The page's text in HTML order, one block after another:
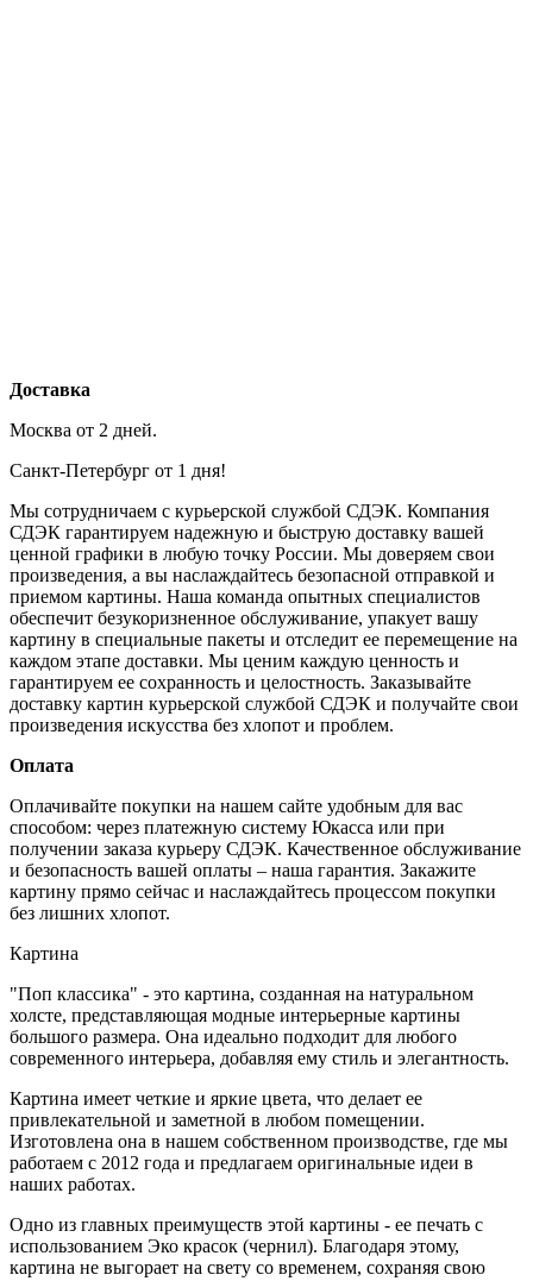
Доставка
Москва от 2 дней.
Санкт-Петербург от 1 дня!
Мы сотрудничаем с курьерской службой СДЭК. Компания
СДЭК гарантируем надежную и быструю доставку вашей
ценной графики в любую точку России. Мы доверяем свои
произведения, а вы наслаждайтесь безопасной отправкой и
приемом картины. Наша команда опытных специалистов
обеспечит безукоризненное обслуживание, упакует вашу
картину в специальные пакеты и отследит ее перемещение на
каждом этапе доставки. Мы ценим каждую ценность и
гарантируем ее сохранность и целостность. Заказывайте
доставку картин курьерской службой СДЭК и получайте свои
произведения искусства без хлопот и проблем.
Оплата
Оплачивайте покупки на нашем сайте удобным для вас
способом: через платежную систему Юкасса или при
получении заказа курьеру СДЭК. Качественное обслуживание
и безопасность вашей оплаты – наша гарантия. Закажите
картину прямо сейчас и наслаждайтесь процессом покупки
без лишних хлопот.
Картина
"Поп классика" - это картина, созданная на натуральном
холсте, представляющая модные интерьерные картины
большого размера. Она идеально подходит для любого
современного интерьера, добавляя ему стиль и элегантность.
Картина имеет четкие и яркие цвета, что делает ее
привлекательной и заметной в любом помещении.
Изготовлена она в нашем собственном производстве, где мы
работаем с 2012 года и предлагаем оригинальные идеи в
наших работах.
Одно из главных преимуществ этой картины - ее печать с
использованием Эко красок (чернил). Благодаря этому,
картина не выгорает на свету со временем, сохраняя свою